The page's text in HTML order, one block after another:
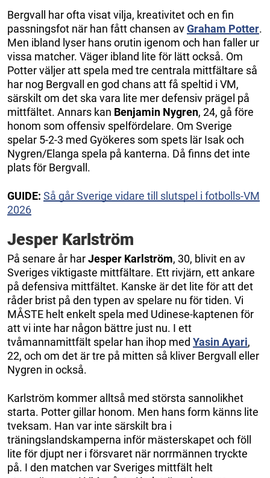
Bergvall har ofta visat vilja, kreativitet och en fin
passningsfot när han fått chansen avGraham Potter.
Men ibland lyser hans orutin igenom och han faller ur
vissa matcher. Väger ibland lite för lätt också. Om
Potter väljer att spela med tre centrala mittfältare så
har nog Bergvall en god chans att få speltid i VM,
särskilt om det ska vara lite mer defensiv prägel på
mittfältet. Annars kan Benjamin Nygren, 24, gå före
honom som offensiv spelfördelare. Om Sverige
spelar 5-2-3 med Gyökeres som spets lär Isak och
Nygren/Elanga spela på kanterna. Då finns det inte
plats för Bergvall.
GUIDE: Så går Sverige vidare till slutspel i fotbolls-VM
2026
Jesper Karlström
På senare år harJesper Karlström, 30, blivit en av
Sveriges viktigaste mittfältare. Ett rivjärn, ett ankare
på defensiva mittfältet. Kanske är det lite för att det
råder brist på den typen av spelare nu för tiden. Vi
MÅSTE helt enkelt spela med Udinese-kaptenen för
att vi inte har någon bättre just nu. I ett
tvåmannamittfält spelar han ihop med Yasin Ayari,
22, och om det är tre på mitten så kliver Bergvall eller
Nygren in också.
Karlström kommer alltså med största sannolikhet
starta. Potter gillar honom. Men hans form känns lite
tveksam. Han var inte särskilt bra i
träningslandskamperna inför mästerskapet och föll
lite för djupt ner i försvaret när norrmännen tryckte
på. I den matchen var Sveriges mittfält helt